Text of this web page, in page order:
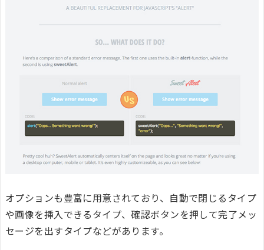
オプションも豊富に用意されており、自動で閉じるタイプ
や画像を挿入できるタイプ、確認ボタンを押して完了メッ
セージを出すタイプなどがあります。